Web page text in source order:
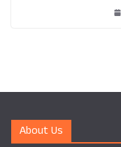
About Us